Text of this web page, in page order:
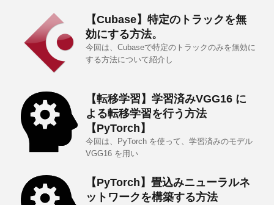
【Cubase】特定のトラックを無
効にする方法。
今回は、Cubaseで特定のトラックのみを無効に
する方法について紹介し
【転移学習】学習済みVGG16 に
よる転移学習を行う方法
【PyTorch】
今回は、PyTorch を使って、学習済みのモデル
VGG16 を用い
【PyTorch】畳込みニューラルネ
ットワークを構築する方法